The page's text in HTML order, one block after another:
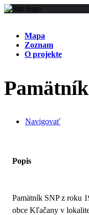
Mapa
Zoznam
O projekte
Navigovať
Popis
Pamätník SNP z roku
obce Kľačany v